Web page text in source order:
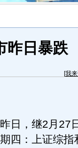
昨日暴跌
[我
，继2月27
四：上证综指